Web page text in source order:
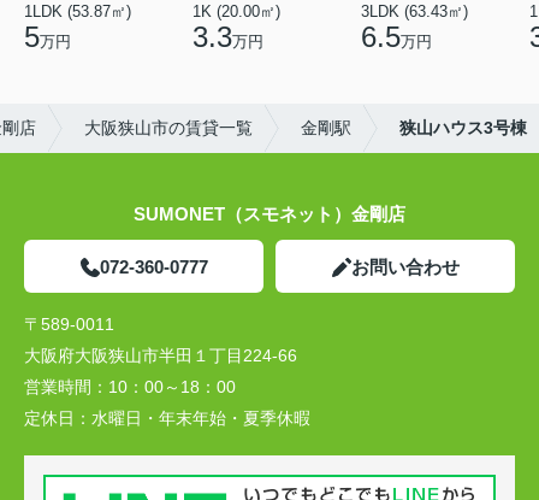
1LDK (53.87㎡)
5万円
1K (20.00㎡)
3.3万円
3LDK (63.43㎡)
6.5万円
店 大阪狭山市の賃貸一覧 金剛駅 狭山ハウス3号棟
SUMONET（スモネット）金剛店
072-360-0777 お問い合わせ
〒589-0011
大阪府大阪狭山市半田１丁目224-66
営業時間： 10：00～18：00
定休日： 水曜日・年末年始・夏季休暇